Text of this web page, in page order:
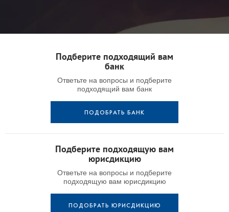
Подберите подходящий вам
банк
Ответьте на вопросы и подберите
подходящий вам банк
ПОДОБРАТЬ БАНК
Подберите подходящую вам
юрисдикцию
Ответьте на вопросы и подберите
подходящую вам юрисдикцию
ПОДОБРАТЬ ЮРИСДИКЦИЮ